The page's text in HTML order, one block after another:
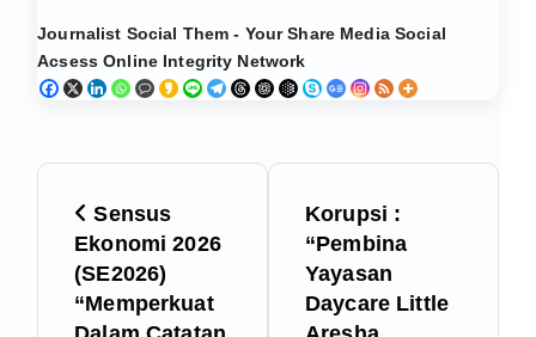
Journalist Social Them - Your Share Media Social
Acsess Online Integrity Network
Sensus
Ekonomi 2026
(SE2026)
“Memperkuat
Korupsi :
“Pembina
Yayasan
Daycare Little